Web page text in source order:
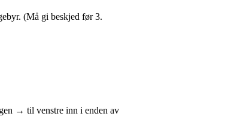
(Må gi beskjed før 3.
→ til venstre inn i enden av